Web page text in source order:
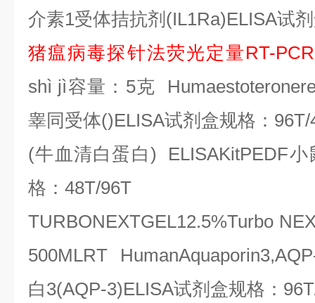
介素1受体拮抗剂 (IL1Ra)ELISA试
猪瘟病毒探针法荧光定量RT-PCR
shì jì容量： 5克
睾同受体()ELISA试剂盒规格： 96T/
(牛血清白蛋白) ELISAKitPEDF小
格： 48T/96T
TURBONEXTGEL12.5%Turbo
500MLRT
白3(AQP-3)ELISA试剂盒规格：